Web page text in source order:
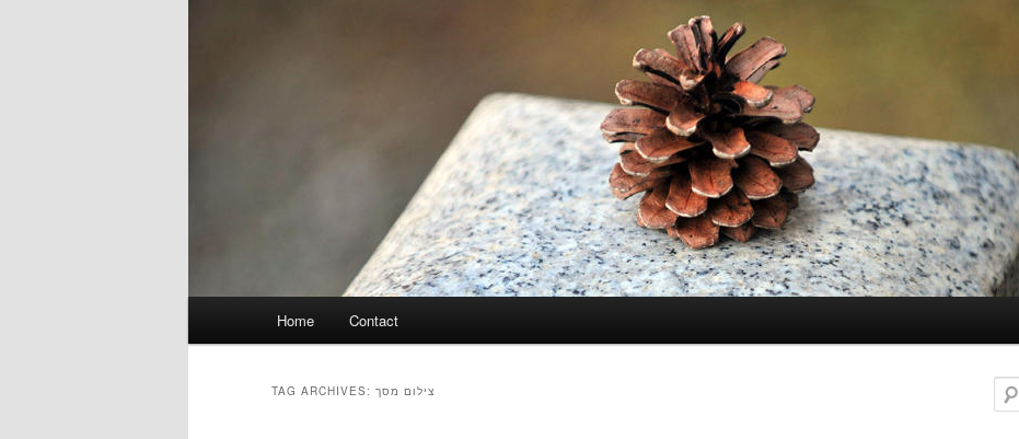
Home Contact
TAG ARCHIVES: צילום מסך
e